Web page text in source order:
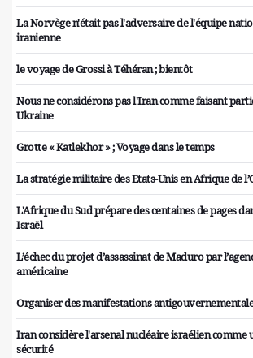
La Norvège n'était pas l'adversaire de l'équipe
iranienne
le voyage de Grossi à Téhéran ; bientôt
Nous ne considérons pas l'Iran comme faisant
Ukraine
Grotte « Katlekhor » ; Voyage dans le temps
La stratégie militaire des Etats-Unis en Afrique de
L'Afrique du Sud prépare des centaines de pages
Israël
L’échec du projet d’assassinat de Maduro par
américaine
Organiser des manifestations
Iran considère l'arsenal nucléaire israélien comme
sécurité